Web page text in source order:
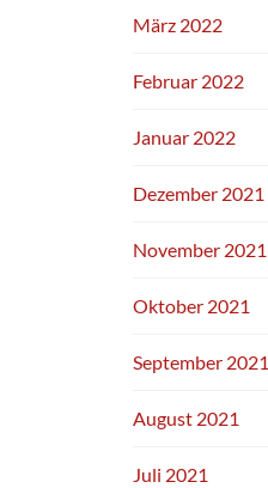
März 2022
Februar 2022
Januar 2022
Dezember 2021
November 2021
Oktober 2021
September 2021
August 2021
Juli 2021